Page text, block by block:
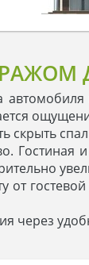
Гостиная
через